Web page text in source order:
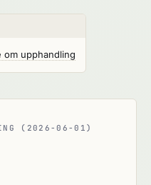
om upphandling
(2026-06-01)